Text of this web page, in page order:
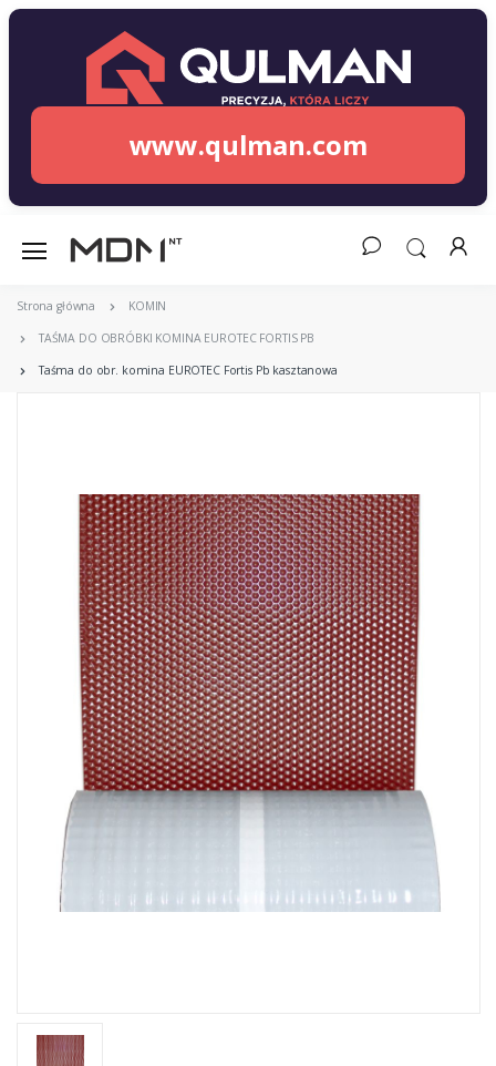
www.qulman.com
Strona główna KOMIN
TAŚMA DO OBRÓBKI KOMINA EUROTEC FORTIS PB
Taśma do obr. komina EUROTEC Fortis Pb kasztanowa